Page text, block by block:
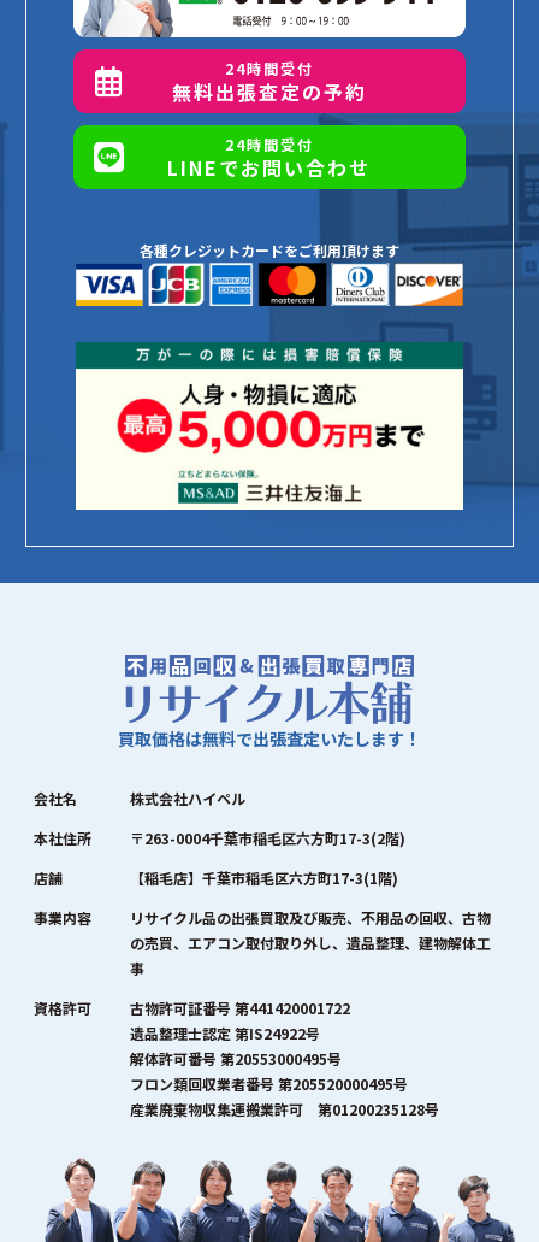
24時間受付
無料出張査定の予約
24時間受付
LINEでお問い合わせ
各種クレジットカードをご利用頂けます
買取価格は無料で出張査定いたします！
会社名
株式会社ハイペル
本社住所
〒263-0004千葉市稲毛区六方町17-3(2階)
店舗
【稲毛店】千葉市稲毛区六方町17-3(1階)
事業内容
リサイクル品の出張買取及び販売、不用品の回収、古物
の売買、エアコン取付取り外し、遺品整理、建物解体工
事
資格許可
古物許可証番号 第441420001722
遺品整理士認定 第IS24922号
解体許可番号 第20553000495号
フロン類回収業者番号 第205520000495号
産業廃棄物収集運搬業許可 第01200235128号